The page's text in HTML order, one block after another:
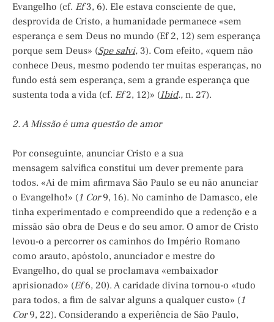
Evangelho (cf. Ef3, 6). Ele estava consciente de que,
desprovida de Cristo, a humanidade permanece «sem
esperança e sem Deus no mundo (Ef 2, 12) sem esperança
porque sem Deus» (Spesalvi, 3). Com efeito, «quem não
conhece Deus, mesmo podendo ter muitas esperanças, no
fundo está sem esperança, sem a grande esperança que
sustenta toda a vida (cf. Ef2, 12)» (Ibid., n. 27).
2. AMissão é uma questão de amor
Por conseguinte, anunciar Cristo e a sua
mensagem salvífica constitui um dever premente para
todos. «Ai de mim afirmava São Paulo se eu não anunciar
o Evangelho!» (1 Cor9, 16). No caminho de Damasco, ele
tinha experimentado e compreendido que a redenção e a
missão são obra de Deus e do seu amor. O amor de Cristo
levou-o a percorrer os caminhos do Império Romano
como arauto, apóstolo, anunciador e mestre do
Evangelho, do qual se proclamava «embaixador
aprisionado» (Ef6, 20). A caridade divina tornou-o «tudo
para todos, a fim de salvar alguns a qualquer custo» (1
Cor9, 22). Considerando a experiência de São Paulo,